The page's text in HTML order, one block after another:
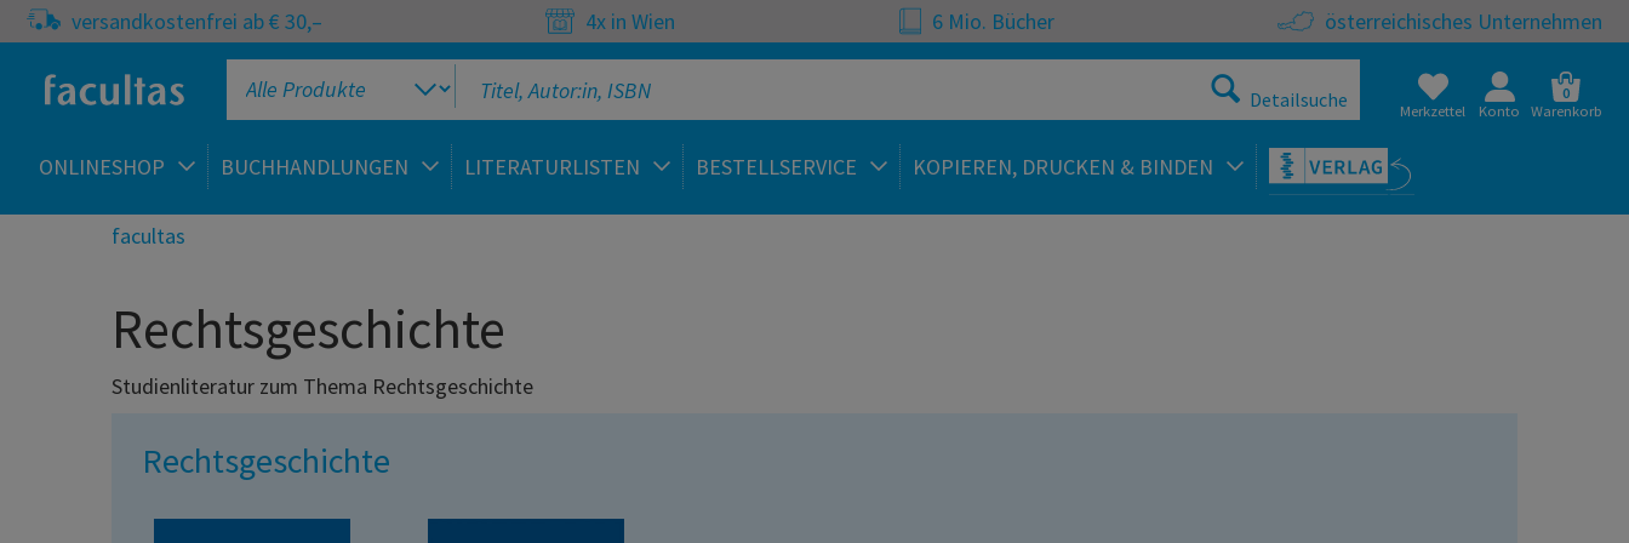
versandkostenfrei ab € 30,– 4x in Wien 6 Mio. Bücher österreichisches Unternehmen
Detailsuche Merkzettel Konto
0
Warenkorb
ONLINESHOP BUCHHANDLUNGEN LITERATURLISTEN BESTELLSERVICE KOPIEREN, DRUCKEN & BINDEN
facultas
Rechtsgeschichte
Studienliteratur zum Thema Rechtsgeschichte
Rechtsgeschichte